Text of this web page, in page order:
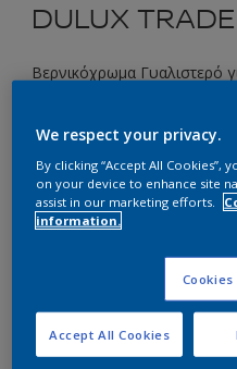
DULUX
Βερνικόχρωμα Γυαλιστερό
Συσκευασία
Ποσότητα
We respect your privacy.
By clicking “Accept All
on your device to enhance site
assist in our marketing efforts.
information.
Accept All Cookies